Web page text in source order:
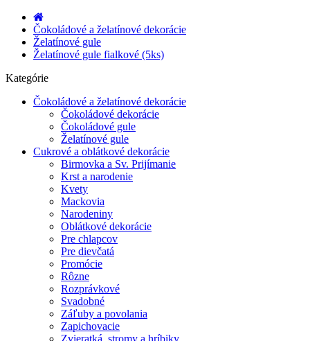
Čokoládové a želatínové dekorácie
Želatínové gule
Želatínové gule fialkové (5ks)
Kategórie
Čokoládové a želatínové dekorácie
Čokoládové dekorácie
Čokoládové gule
Želatínové gule
Cukrové a oblátkové dekorácie
Birmovka a Sv. Prijímanie
Krst a narodenie
Kvety
Mackovia
Narodeniny
Oblátkové dekorácie
Pre chlapcov
Pre dievčatá
Promócie
Rôzne
Rozprávkové
Svadobné
Záľuby a povolania
Zapichovacie
Zvieratká, stromy a hríbiky